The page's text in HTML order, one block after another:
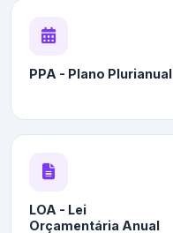
PPA - Plano Plurianual
LOA - Lei
Orçamentária Anual